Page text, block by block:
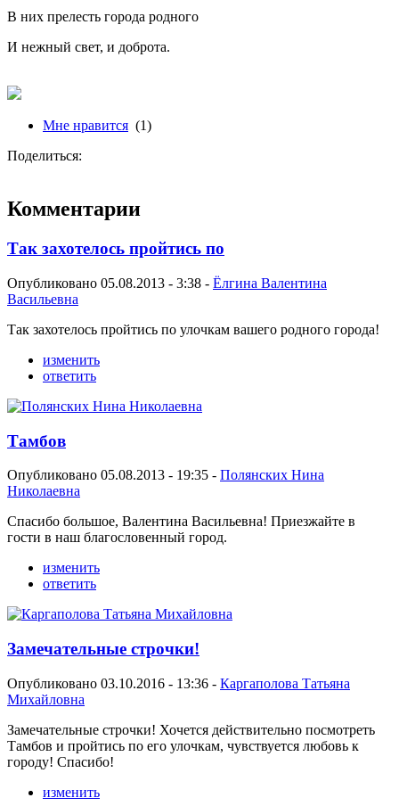
В них прелесть города родного
И нежный свет, и доброта.
Мне нравится (1)
Поделиться:
Комментарии
Так захотелось пройтись по
Опубликовано 05.08.2013 - 3:38 - Ёлгина Валентина
Васильевна
Так захотелось пройтись по улочкам вашего родного города!
изменить
ответить
Тамбов
Опубликовано 05.08.2013 - 19:35 - Полянских Нина
Николаевна
Спасибо большое, Валентина Васильевна! Приезжайте в
гости в наш благословенный город.
изменить
ответить
Замечательные строчки!
Опубликовано 03.10.2016 - 13:36 - Каргаполова Татьяна
Михайловна
Замечательные строчки! Хочется действительно посмотреть
Тамбов и пройтись по его улочкам, чувствуется любовь к
городу! Спасибо!
изменить